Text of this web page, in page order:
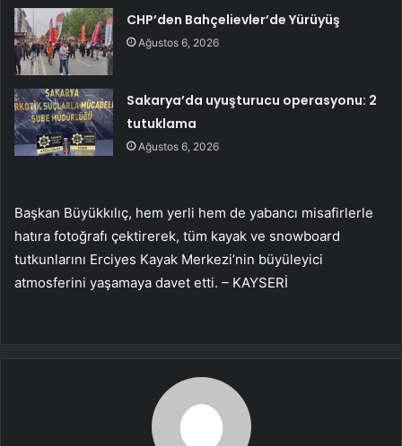
CHP’den Bahçelievler’de Yürüyüş
Ağustos 6, 2026
Sakarya’da uyuşturucu operasyonu: 2
tutuklama
Ağustos 6, 2026
Başkan Büyükkılıç, hem yerli hem de yabancı misafirlerle
hatıra fotoğrafı çektirerek, tüm kayak ve snowboard
tutkunlarını Erciyes Kayak Merkezi’nin büyüleyici
atmosferini yaşamaya davet etti. – KAYSERİ